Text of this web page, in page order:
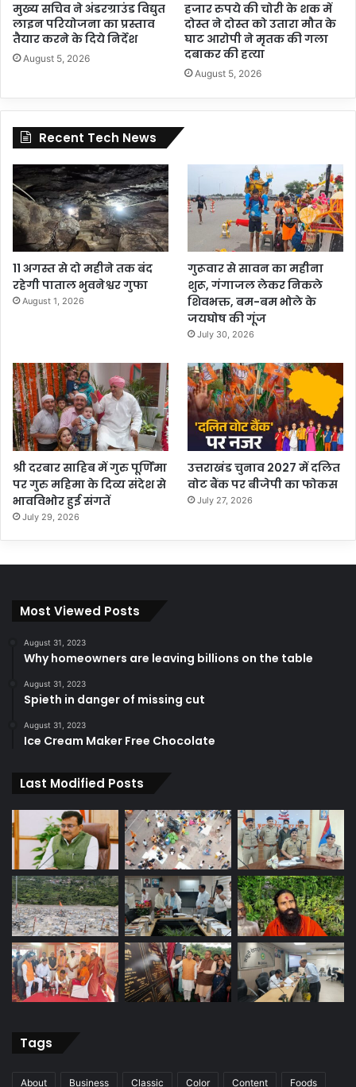
मुख्य सचिव ने अंडरग्राउंड विद्युत
लाइन परियोजना का प्रस्ताव
तैयार करने के दिये निर्देश
August 5, 2026
हजार रुपये की चोरी के शक में
दोस्त ने दोस्त को उतारा मौत के
घाट आरोपी ने मृतक की गला
दबाकर की हत्या
August 5, 2026
Recent Tech News
11 अगस्त से दो महीने तक बंद
रहेगी पाताल भुवनेश्वर गुफा
August 1, 2026
गुरूवार से सावन का महीना
शुरू, गंगाजल लेकर निकले
शिवभक्त, बम-बम भोले के
जयघोष की गूंज
July 30, 2026
श्री दरबार साहिब में गुरु पूर्णिमा
पर गुरु महिमा के दिव्य संदेश से
भावविभोर हुई संगतें
July 29, 2026
उत्तराखंड चुनाव 2027 में दलित
वोट बैंक पर बीजेपी का फोकस
July 27, 2026
Most Viewed Posts
August 31, 2023
Why homeowners are leaving billions on the table
August 31, 2023
Spieth in danger of missing cut
August 31, 2023
Ice Cream Maker Free Chocolate
Last Modified Posts
Tags
About Business Classic Color Content Foods